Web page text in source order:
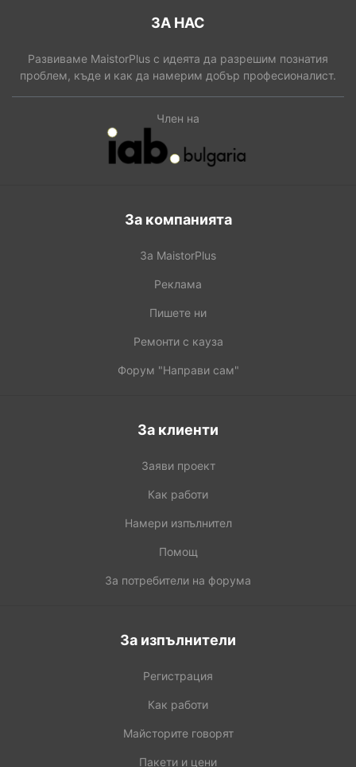
ЗА НАС
Развиваме MaistorPlus с идеята да разрешим познатия
проблем, къде и как да намерим добър професионалист.
Член на
За компанията
За MaistorPlus
Реклама
Пишете ни
Ремонти с кауза
Форум "Направи сам"
За клиенти
Заяви проект
Как работи
Намери изпълнител
Помощ
За потребители на форума
За изпълнители
Регистрация
Как работи
Майсторите говорят
Пакети и цени